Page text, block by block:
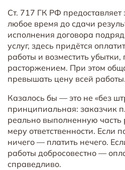
Ст. 717 ГК РФ предоставляет
любое время до сдачи
исполнения договора
услуг, здесь придётся
работы и возместить
расторжением. При этом
превышать цену всей работы.
Казалось бы — это не «без
принципиальная: заказчик
реально выполненную часть
меру ответственности. Если
ничего — платить нечего.
работы добросовестно —
справедливо.